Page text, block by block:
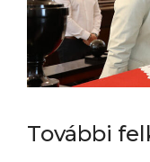
További